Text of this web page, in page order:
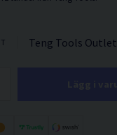
Teng Tools Outlet